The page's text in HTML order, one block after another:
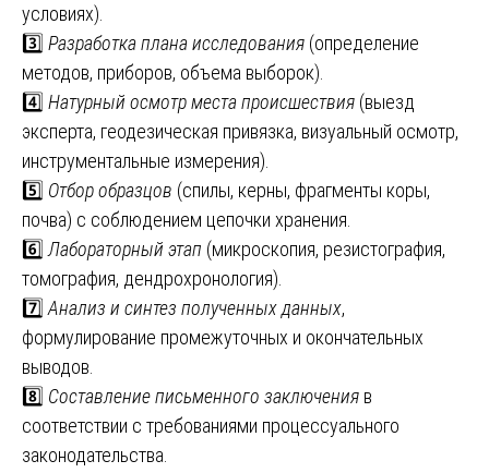
условиях).
3️⃣ Разработка плана исследования (определение
методов, приборов, объема выборок).
4️⃣ Натурный осмотр места происшествия (выезд
эксперта, геодезическая привязка, визуальный осмотр,
инструментальные измерения).
5️⃣ Отбор образцов (спилы, керны, фрагменты коры,
почва) с соблюдением цепочки хранения.
6️⃣ Лабораторный этап (микроскопия, резистография,
томография, дендрохронология).
7️⃣ Анализ и синтез полученных данных,
формулирование промежуточных и окончательных
выводов.
8️⃣ Составление письменного заключения в
соответствии с требованиями процессуального
законодательства.